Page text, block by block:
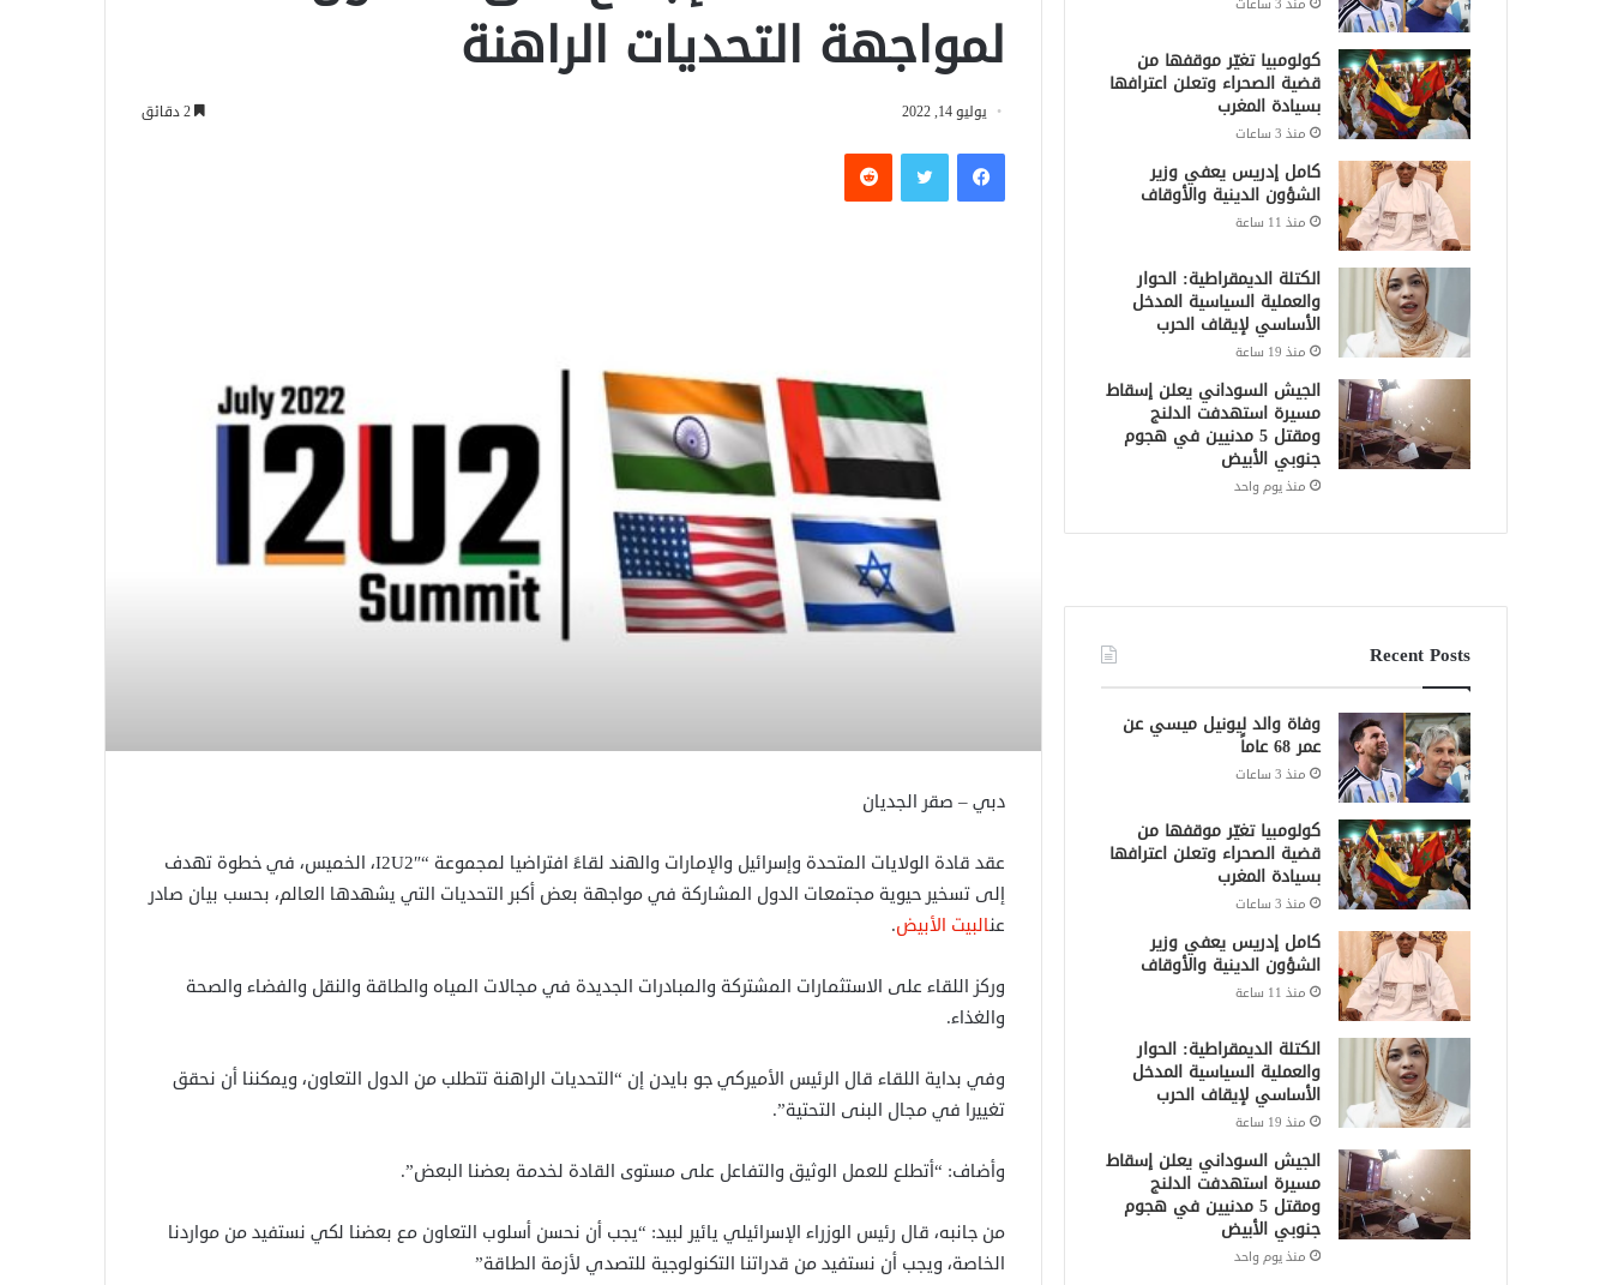
لمواجهة التحديات الراهنة
يوليو 14, 2022
فيسبوكتويتر
دبي – صقر الجديان
عقد قادة الولايات المتحدة وإسرائيل والإمارات والهند لقاءً افتراضيا لمجموعة “I2U2″، الخميس، في خطوة تهدف
إلى تسخير حيوية مجتمعات الدول المشاركة في مواجهة بعض أكبر التحديات التي يشهدها العالم، بحسب بيان صادر
عنالبيت الأبيض.
وركز اللقاء على الاستثمارات المشتركة والمبادرات الجديدة في مجالات المياه والطاقة والنقل والفضاء والصحة
والغذاء.
وفي بداية اللقاء قال الرئيس الأميركي جو بايدن إن “التحديات الراهنة تتطلب من الدول التعاون، ويمكننا أن نحقق
تغييرا في مجال البنى التحتية”.
وأضاف: “أتطلع للعمل الوثيق والتفاعل على مستوى القادة لخدمة بعضنا البعض”.
من جانبه، قال رئيس الوزراء الإسرائيلي يائير لبيد: “يجب أن نحسن أسلوب التعاون مع بعضنا لكي نستفيد من مواردنا
الخاصة، ويجب أن نستفيد من قدراتنا التكنولوجية للتصدي لأزمة الطاقة”
منذ 3 ساعات
كولومبيا تغيّر موقفها من
قضية الصحراء وتعلن اعترافها
بسيادة المغرب
منذ 3 ساعات
كامل إدريس يعفي وزير
الشؤون الدينية والأوقاف
منذ 11 ساعة
الكتلة الديمقراطية: الحوار
والعملية السياسية المدخل
الأساسي لإيقاف الحرب
منذ 19 ساعة
الجيش السوداني يعلن إسقاط
مسيرة استهدفت الدلنج
ومقتل 5 مدنيين في هجوم
جنوبي الأبيض
منذ يوم واحد
Recent Posts
وفاة والد ليونيل ميسي عن
عمر 68 عاماً
منذ 3 ساعات
كولومبيا تغيّر موقفها من
قضية الصحراء وتعلن اعترافها
بسيادة المغرب
منذ 3 ساعات
كامل إدريس يعفي وزير
الشؤون الدينية والأوقاف
منذ 11 ساعة
الكتلة الديمقراطية: الحوار
والعملية السياسية المدخل
الأساسي لإيقاف الحرب
منذ 19 ساعة
الجيش السوداني يعلن إسقاط
مسيرة استهدفت الدلنج
ومقتل 5 مدنيين في هجوم
جنوبي الأبيض
منذ يوم واحد